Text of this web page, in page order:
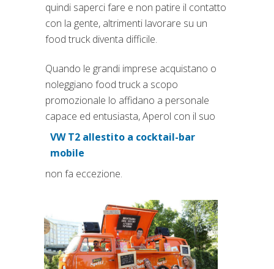
quindi saperci fare e non patire il contatto
con la gente, altrimenti lavorare su un
food truck diventa difficile.
Quando le grandi imprese acquistano o
noleggiano food truck a scopo
promozionale lo affidano a personale
capace ed entusiasta, Aperol con il suo
VW T2 allestito a cocktail-bar
mobile
non fa eccezione.